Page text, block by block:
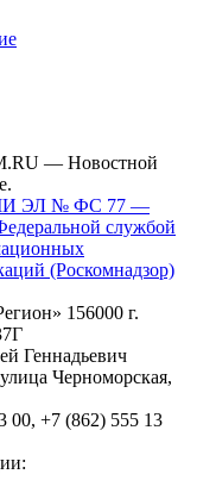
— Новостной
ЭЛ № ФС 77 —
службой
(Роскомнадзор)
156000 г.
Геннадьевич
Черноморская,
00, +7 (862) 555 13